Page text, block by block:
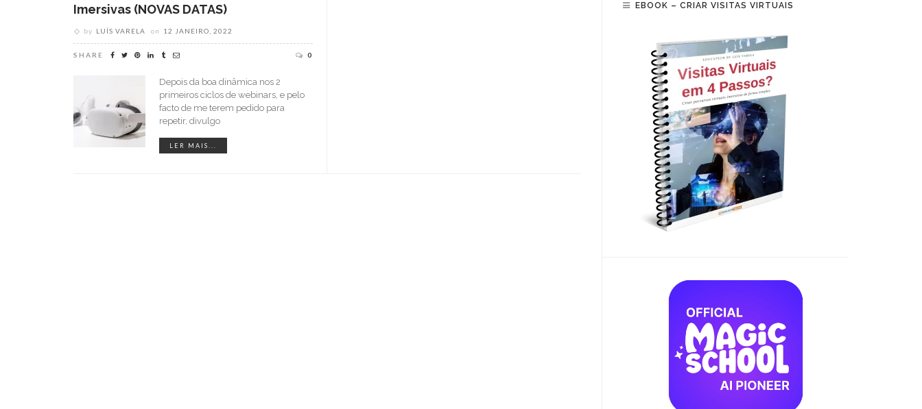
Imersivas (NOVAS DATAS)
by LUÍS VARELA on 12 JANEIRO, 2022
SHARE 0
Depois da boa dinâmica nos 2
primeiros ciclos de webinars, e pelo
facto de me terem pedido para
repetir, divulgo
LER MAIS...
EBOOK – CRIAR VISITAS VIRTUAIS